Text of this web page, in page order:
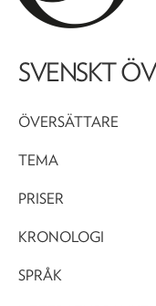
SVENSKT
ÖVERSÄTTARE
TEMA
PRISER
KRONOLOGI
SPRÅK